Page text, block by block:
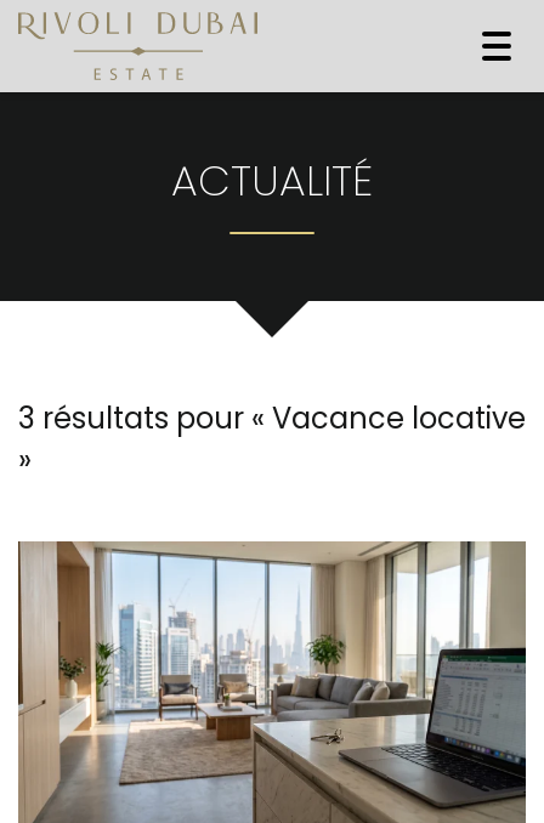
ACTUALITÉ
3 résultats pour « Vacance locative
»